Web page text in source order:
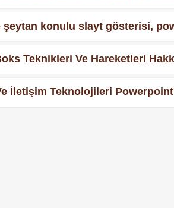
şeytan konulu slayt gösterisi,
Teknikleri Ve Hareketleri
İletişim Teknolojileri